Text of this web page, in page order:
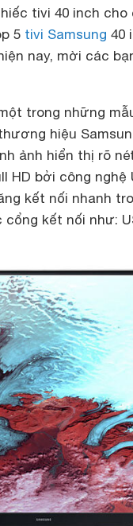
tivi 40 inch
5 tivi Samsung 40
nay, mời các
trong những
hiệu
ảnh hiển thị rõ
bởi công nghệ
kết nối nhanh
kết nối như: